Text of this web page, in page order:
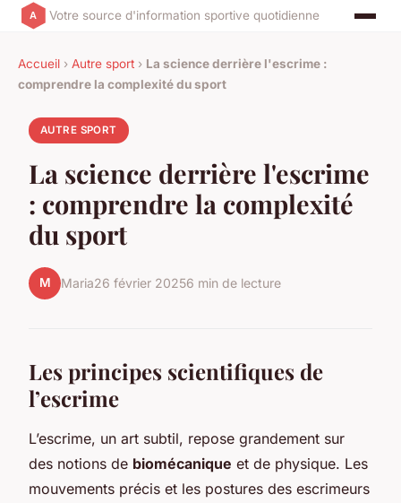
Votre source d'information sportive quotidienne
Accueil › Autre sport › La science derrière l'escrime :
comprendre la complexité du sport
AUTRE SPORT
La science derrière l'escrime
: comprendre la complexité
du sport
M Maria26 février 20256 min de lecture
Les principes scientifiques de
l’escrime
L’escrime, un art subtil, repose grandement sur
des notions de biomécanique et de physique. Les
mouvements précis et les postures des escrimeurs